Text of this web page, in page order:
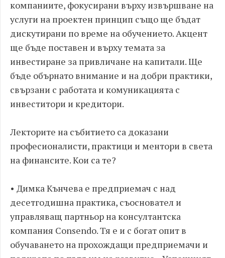
компаниите, фокусирани върху извършване на
услуги на проектен принцип също ще бъдат
дискутирани по време на обучението. Акцент
ще бъде поставен и върху темата за
инвестиране за привличане на капитали. Ще
бъде обърнато внимание и на добри практики,
свързани с работата и комуникацията с
инвеститори и кредитори.
Лекторите на събитието са доказани
професионалисти, практици и ментори в света
на финансите. Кои са те?
• Димка Кънчева е предприемач с над
десетгодишна практика, съосновател и
управляващ партньор на консултантска
компания Consendo. Тя е и с богат опит в
обучаването на прохождащи предприемачи и